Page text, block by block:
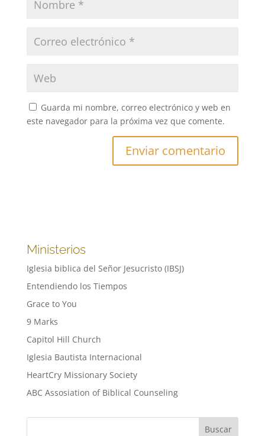
Guarda mi nombre, correo electrónico y web en
este navegador para la próxima vez que comente.
Ministerios
Iglesia biblica del Señor Jesucristo (IBSJ)
Entendiendo los Tiempos
Grace to You
9 Marks
Capitol Hill Church
Iglesia Bautista Internacional
HeartCry Missionary Society
ABC Assosiation of Biblical Counseling